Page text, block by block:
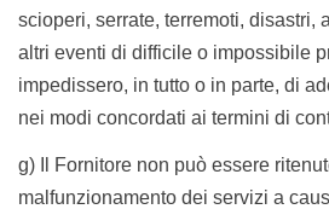
scioperi, serrate, terremoti, disastri,
altri eventi di difficile o impossibile
impedissero, in tutto o in parte, di
nei modi concordati ai termini di
g) Il Fornitore non può essere
malfunzionamento dei servizi a